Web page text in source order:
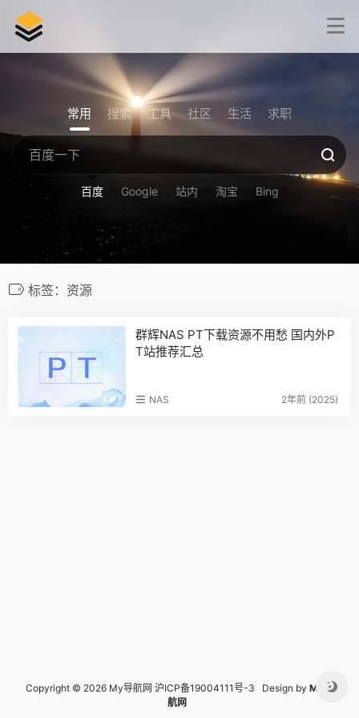
常用 搜索 工具 社区 生活 求职
百度 Google 站内 淘宝 Bing
标签：资源
群辉NAS PT下载资源不用愁 国内外P
T站推荐汇总
NAS 2年前 (2025)
Copyright © 2026 My导航网 沪ICP备19004111号-3 Design by My导
航网